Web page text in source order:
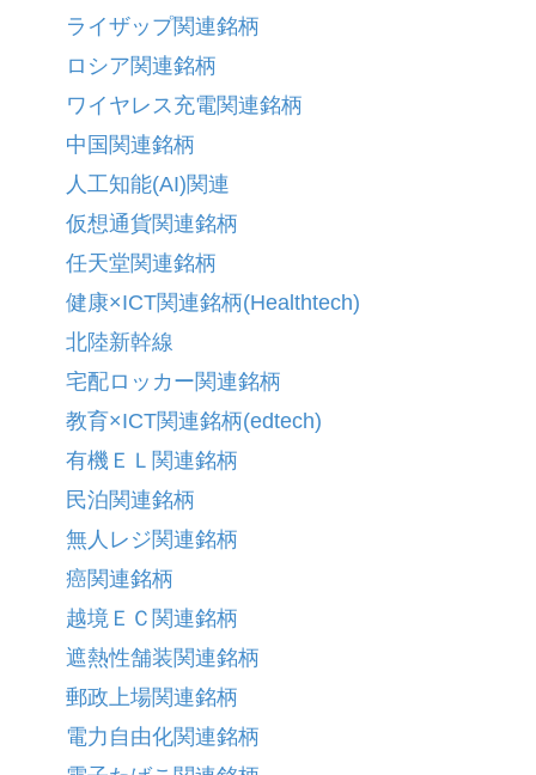
ライザップ関連銘柄
ロシア関連銘柄
ワイヤレス充電関連銘柄
中国関連銘柄
人工知能(AI)関連
仮想通貨関連銘柄
任天堂関連銘柄
健康×ICT関連銘柄(Healthtech)
北陸新幹線
宅配ロッカー関連銘柄
教育×ICT関連銘柄(edtech)
有機ＥＬ関連銘柄
民泊関連銘柄
無人レジ関連銘柄
癌関連銘柄
越境ＥＣ関連銘柄
遮熱性舗装関連銘柄
郵政上場関連銘柄
電力自由化関連銘柄